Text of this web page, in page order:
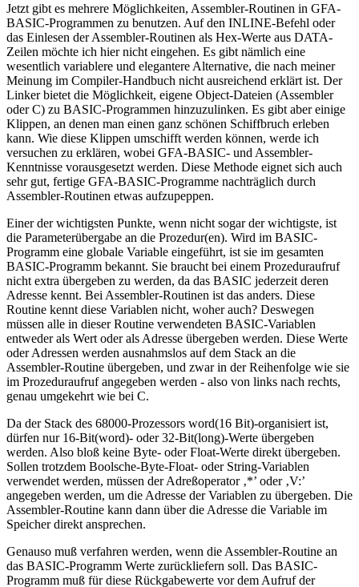
Jetzt gibt es mehrere Möglichkeiten, Assembler-Routinen in GFA-
BASIC-Programmen zu benutzen. Auf den INLINE-Befehl oder
das Einlesen der Assembler-Routinen als Hex-Werte aus DATA-
Zeilen möchte ich hier nicht eingehen. Es gibt nämlich eine
wesentlich variablere und elegantere Alternative, die nach meiner
Meinung im Compiler-Handbuch nicht ausreichend erklärt ist. Der
Linker bietet die Möglichkeit, eigene Object-Dateien (Assembler
oder C) zu BASIC-Programmen hinzuzulinken. Es gibt aber einige
Klippen, an denen man einen ganz schönen Schiffbruch erleben
kann. Wie diese Klippen umschifft werden können, werde ich
versuchen zu erklären, wobei GFA-BASIC- und Assembler-
Kenntnisse vorausgesetzt werden. Diese Methode eignet sich auch
sehr gut, fertige GFA-BASIC-Programme nachträglich durch
Assembler-Routinen etwas aufzupeppen.
Einer der wichtigsten Punkte, wenn nicht sogar der wichtigste, ist
die Parameterübergabe an die Prozedur(en). Wird im BASIC-
Programm eine globale Variable eingeführt, ist sie im gesamten
BASIC-Programm bekannt. Sie braucht bei einem Prozeduraufruf
nicht extra übergeben zu werden, da das BASIC jederzeit deren
Adresse kennt. Bei Assembler-Routinen ist das anders. Diese
Routine kennt diese Variablen nicht, woher auch? Deswegen
müssen alle in dieser Routine verwendeten BASIC-Variablen
entweder als Wert oder als Adresse übergeben werden. Diese Werte
oder Adressen werden ausnahmslos auf dem Stack an die
Assembler-Routine übergeben, und zwar in der Reihenfolge wie sie
im Prozeduraufruf angegeben werden - also von links nach rechts,
genau umgekehrt wie bei C.
Da der Stack des 68000-Prozessors word(16 Bit)-organisiert ist,
dürfen nur 16-Bit(word)- oder 32-Bit(long)-Werte übergeben
werden. Also bloß keine Byte- oder Float-Werte direkt übergeben.
Sollen trotzdem Boolsche-Byte-Float- oder String-Variablen
verwendet werden, müssen der Adreßoperator ‚*’ oder ‚V:’
angegeben werden, um die Adresse der Variablen zu übergeben. Die
Assembler-Routine kann dann über die Adresse die Variable im
Speicher direkt ansprechen.
Genauso muß verfahren werden, wenn die Assembler-Routine an
das BASIC-Programm Werte zurückliefern soll. Das BASIC-
Programm muß für diese Rückgabewerte vor dem Aufruf der